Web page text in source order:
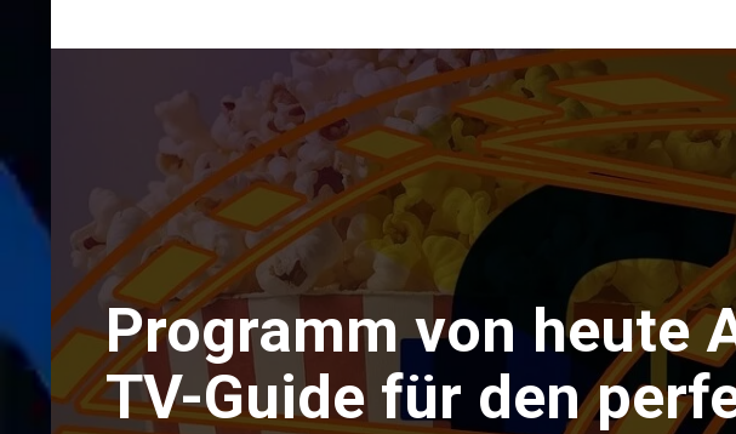
Programm von heute
TV-Guide für den